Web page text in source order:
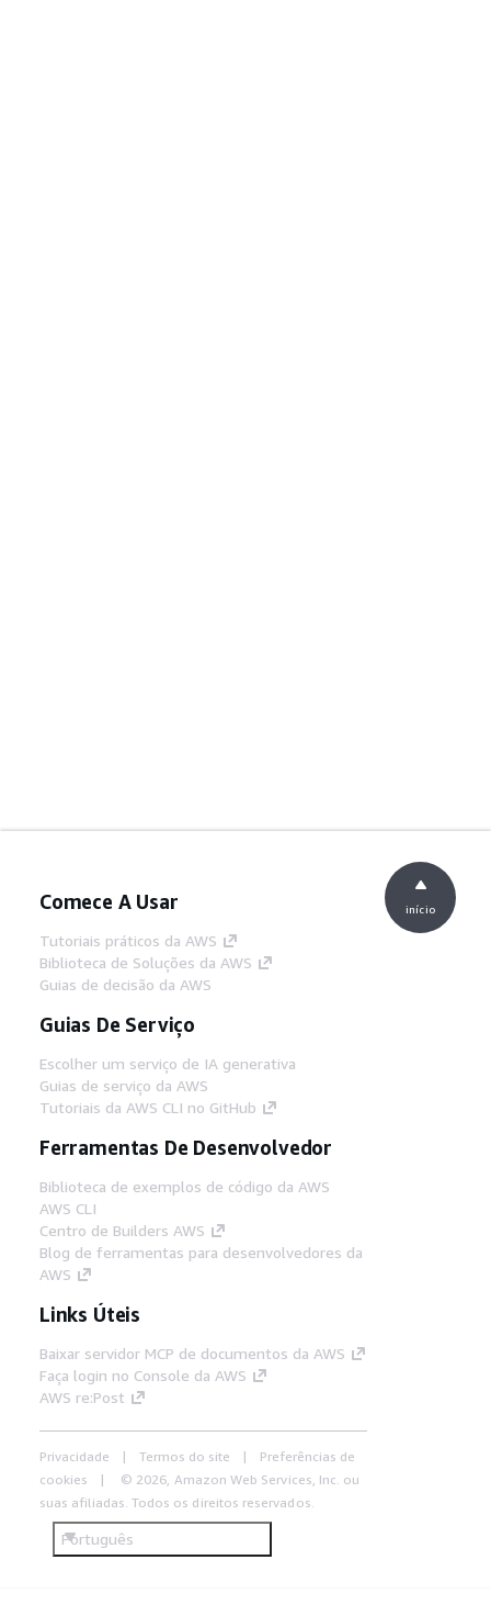
Comece A Usar
Tutoriais práticos da AWS
Biblioteca de Soluções da AWS
Guias de decisão da AWS
Guias De Serviço
Escolher um serviço de IA generativa
Guias de serviço da AWS
Tutoriais da AWS CLI no GitHub
Ferramentas De Desenvolvedor
Biblioteca de exemplos de código da AWS
AWS CLI
Centro de Builders AWS
Blog de ferramentas para desenvolvedores da
AWS
Links Úteis
Baixar servidor MCP de documentos da AWS
Faça login no Console da AWS
AWS re:Post
Privacidade Termos do site
Preferências de
cookies
© 2026, Amazon Web Services, Inc. ou
suas afiliadas. Todos os direitos reservados.
Português
início